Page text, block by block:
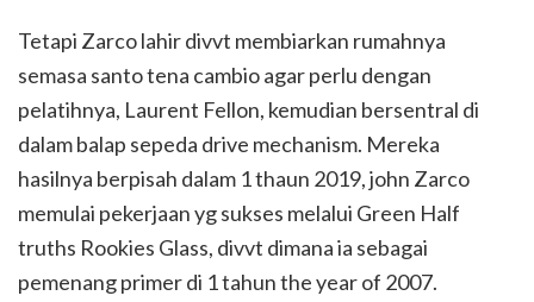
Tetapi Zarco lahir divvt membiarkan rumahnya
semasa santo tena cambio agar perlu dengan
pelatihnya, Laurent Fellon, kemudian bersentral di
dalam balap sepeda drive mechanism. Mereka
hasilnya berpisah dalam 1 thaun 2019, john Zarco
memulai pekerjaan yg sukses melalui Green Half
truths Rookies Glass, divvt dimana ia sebagai
pemenang primer di 1 tahun the year of 2007.